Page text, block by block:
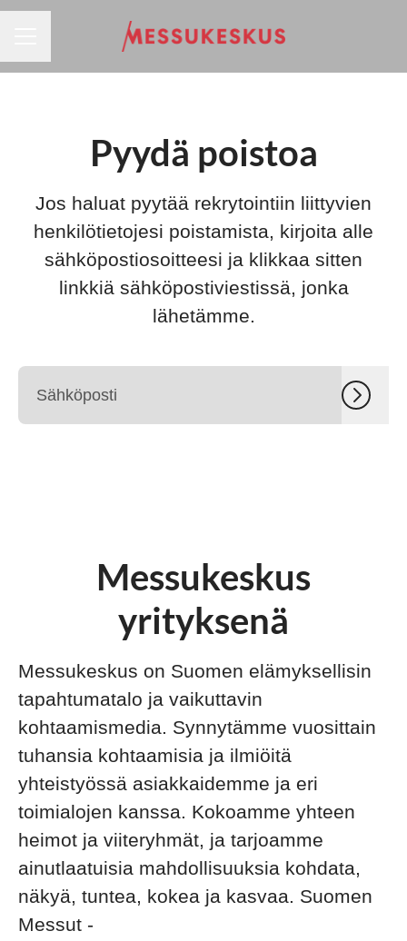
Pyydä poistoa
Jos haluat pyytää rekrytointiin liittyvien
henkilötietojesi poistamista, kirjoita alle
sähköpostiosoitteesi ja klikkaa sitten
linkkiä sähköpostiviestissä, jonka
lähetämme.
Messukeskus
yrityksenä
Messukeskus on Suomen elämyksellisin
tapahtumatalo ja vaikuttavin
kohtaamismedia. Synnytämme vuosittain
tuhansia kohtaamisia ja ilmiöitä
yhteistyössä asiakkaidemme ja eri
toimialojen kanssa. Kokoamme yhteen
heimot ja viiteryhmät, ja tarjoamme
ainutlaatuisia mahdollisuuksia kohdata,
näkyä, tuntea, kokea ja kasvaa. Suomen
Messut -